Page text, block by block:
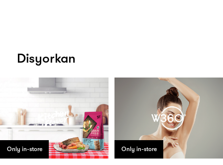
Disyorkan
Only in-store Only in-store